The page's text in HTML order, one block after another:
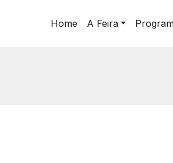
Home A Feira